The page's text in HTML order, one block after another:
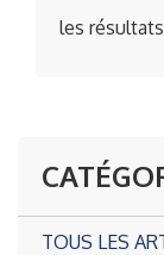
les résultats
TOUS LES